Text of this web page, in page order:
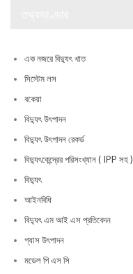
এক নজরে বিদ্যুৎ খাত
সিস্টেম লস
বকেয়া
বিদ্যুৎ উৎপাদন
বিদ্যুৎ উৎপাদন রেকর্ড
বিদ্যুৎকেন্দ্রের পরিসংখ্যান ( IPP সহ )
বিদ্যুৎ
আইনবিধি
বিদ্যুৎ এম আই এস প্রতিবেদন
গ্যাস উৎপাদন
মডেল পি এস সি